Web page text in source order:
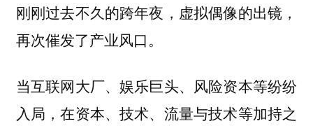
刚刚过去不久的跨年夜，虚拟偶像的出镜，
再次催发了产业风口。
当互联网大厂、娱乐巨头、风险资本等纷纷
入局，在资本、技术、流量与技术等加持之